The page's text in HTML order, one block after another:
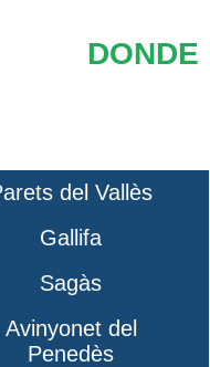
DONDE
del Vallès
Gallifa
Sagàs
Avinyonet del
Penedès